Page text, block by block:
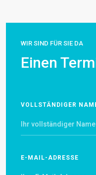
WIR SIND FÜR SIE DA
Einen
VOLLSTÄNDIGER
E-MAIL-ADRESSE